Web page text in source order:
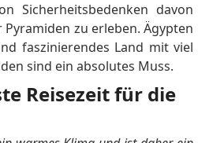
Sicherheitsbedenken davon
zu erleben. Ägypten
faszinierendes Land mit viel
sind ein absolutes Muss.
Reisezeit für die